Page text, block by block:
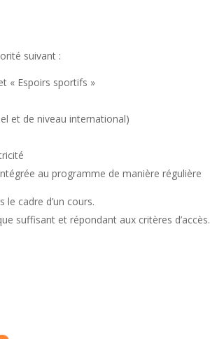
suivant :
« Espoirs sportifs »
et de niveau international)
au programme de manière régulière
cadre d’un cours.
suffisant et répondant aux critères d’accès.